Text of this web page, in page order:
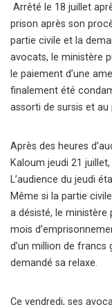
Arrêté le 18 juillet
prison après son
partie civile et la
avocats, le ministère
le paiement d’une
finalement été
assorti de sursis et au
Après des heures
Kaloum jeudi 21
L’audience du jeudi
Même si la partie
a désisté, le
mois
d’un million de
demandé sa relaxe.
Ce vendredi, ses